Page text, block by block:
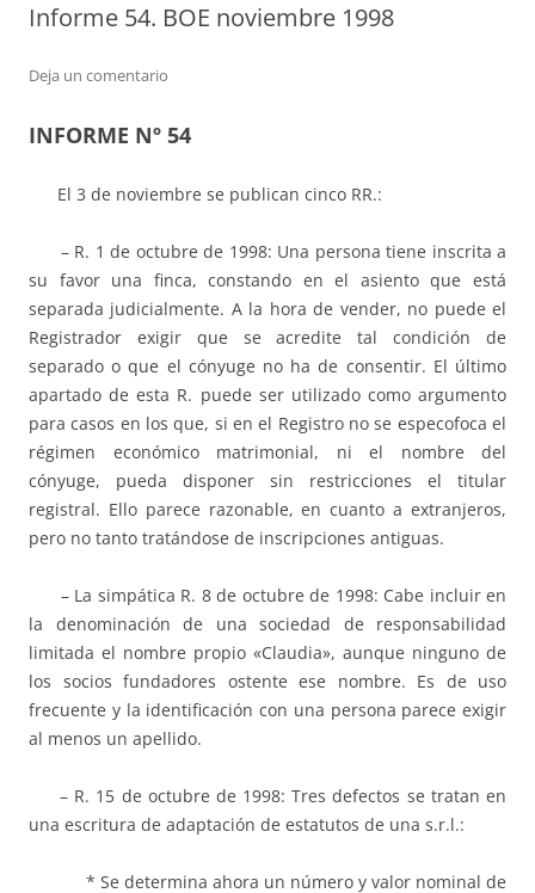
Informe 54. BOE noviembre 1998
Deja un comentario
INFORME Nº 54
El 3 de noviembre se publican cinco RR.:
– R. 1 de octubre de 1998: Una persona tiene inscrita a
su favor una finca, constando en el asiento que está
separada judicialmente. A la hora de vender, no puede el
Registrador exigir que se acredite tal condición de
separado o que el cónyuge no ha de consentir. El último
apartado de esta R. puede ser utilizado como argumento
para casos en los que, si en el Registro no se especofoca el
régimen económico matrimonial, ni el nombre del
cónyuge, pueda disponer sin restricciones el titular
registral. Ello parece razonable, en cuanto a extranjeros,
pero no tanto tratándose de inscripciones antiguas.
– La simpática R. 8 de octubre de 1998: Cabe incluir en
la denominación de una sociedad de responsabilidad
limitada el nombre propio «Claudia», aunque ninguno de
los socios fundadores ostente ese nombre. Es de uso
frecuente y la identificación con una persona parece exigir
al menos un apellido.
– R. 15 de octubre de 1998: Tres defectos se tratan en
una escritura de adaptación de estatutos de una s.r.l.:
* Se determina ahora un número y valor nominal de